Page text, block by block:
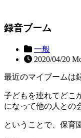
録音ブーム
一般
2020/04/20
最近のマイブームは
子どもを連れてどこ
になって他の人との
ということで、保育